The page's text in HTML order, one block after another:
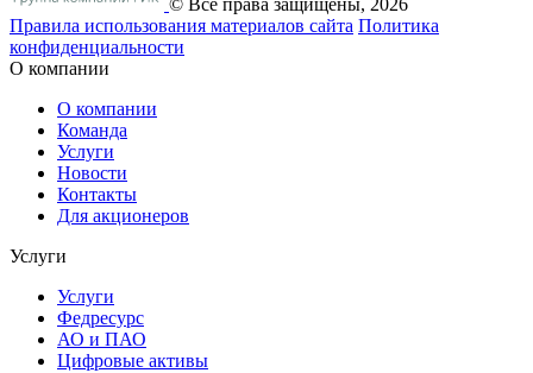
© Все права защищены, 2026
Правила использования материалов сайта Политика
конфиденциальности
О компании
О компании
Команда
Услуги
Новости
Контакты
Для акционеров
Услуги
Услуги
Федресурс
АО и ПАО
Цифровые активы